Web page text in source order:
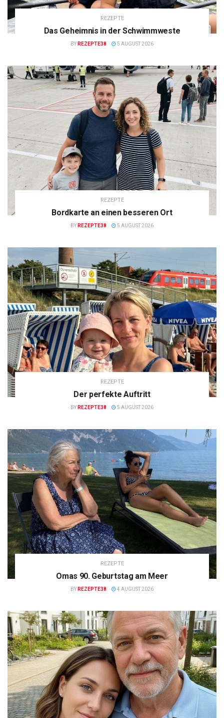
REZEPTE
Das Geheimnis in der Schwimmweste
BY REZEPTE38 5 AUGUST 2026
REZEPTE
Bordkarte an einen besseren Ort
BY REZEPTE38 5 AUGUST 2026
REZEPTE
Der perfekte Auftritt
BY REZEPTE38 5 AUGUST 2026
REZEPTE
Omas 90. Geburtstag am Meer
BY REZEPTE38 4 AUGUST 2026